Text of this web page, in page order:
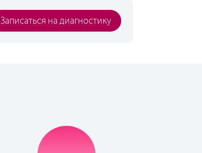
Записаться на диагностику